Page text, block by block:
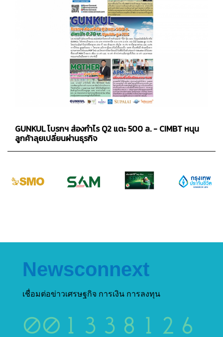
GUNKUL โบรกฯ ส่องกำไร Q2 แตะ 500 ล. - CIMBT หนุน
ลูกค้าลุยเปลี่ยนผ่านธุรกิจ
Newsconnext
เชื่อมต่อข่าวเศรษฐกิจ การเงิน การลงทุน